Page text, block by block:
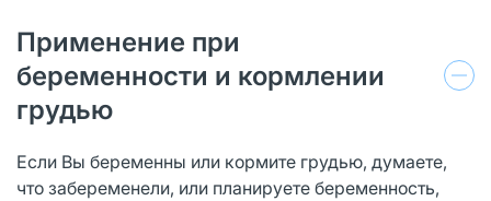
Применение при
беременности и кормлении
грудью
Если Вы беременны или кормите грудью, думаете,
что забеременели, или планируете беременность,